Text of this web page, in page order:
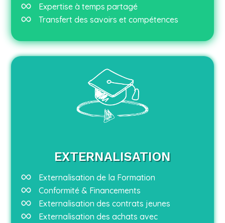
Expertise à temps partagé
Transfert des savoirs et compétences
EXTERNALISATION
Externalisation de la Formation
Conformité & Financements
Externalisation des contrats jeunes
Externalisation des achats avec